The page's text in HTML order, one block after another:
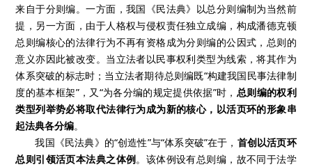
来自于分则编。一方面，我国《民法典》以总分则编制为当然前
提，另一方面，由于人格权与侵权责任独立成编，构成潘德克顿
总则编核心的法律行为不再有资格成为分则编的公因式，总则的
意义亦因此被改变。当立法者以民事权利类型为线索，将其作为
体系突破的标志时；当立法者期待总则编既“构建我国民事法律制
度的基本框架”，又“为各分编的规定提供依据”时， 总则编的权利
类型列举势必将取代法律行为成为新的核心，以活页环的形象串
起法典各分编。
我国《民法典》的“创造性”与“体系突破”在于， 首创以活页环
总则引领活页本法典之体例。该体例设有总则编，故不同于法学